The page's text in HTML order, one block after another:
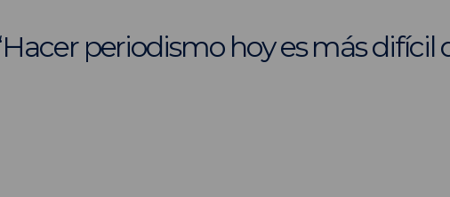
periodismo hoy es más difícil